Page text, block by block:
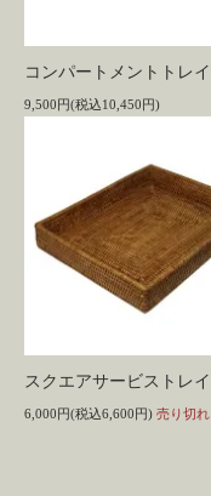
コンパートメントトレイ
9,500円(税込10,450円)
スクエアサービストレイ
6,000円(税込6,600円) 売り切れ